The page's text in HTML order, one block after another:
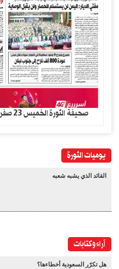
صحيفة الثورة الخميس 23 صفر 1448- 6 اغسطس 2026
يوميات الثورة
القائد الذي يشبه شعبه
آراء وكتابات
هل تكرّر السعودية أخطاءها؟